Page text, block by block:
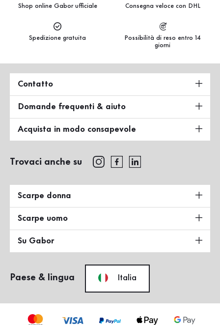
Shop online Gabor ufficiale Consegna veloce con DHL
Spedizione gratuita
Possibilità di reso entro 14
giorni
Contatto
Domande frequenti & aiuto
Acquista in modo consapevole
Trovaci anche su
Scarpe donna
Scarpe uomo
Su Gabor
Paese & lingua Italia